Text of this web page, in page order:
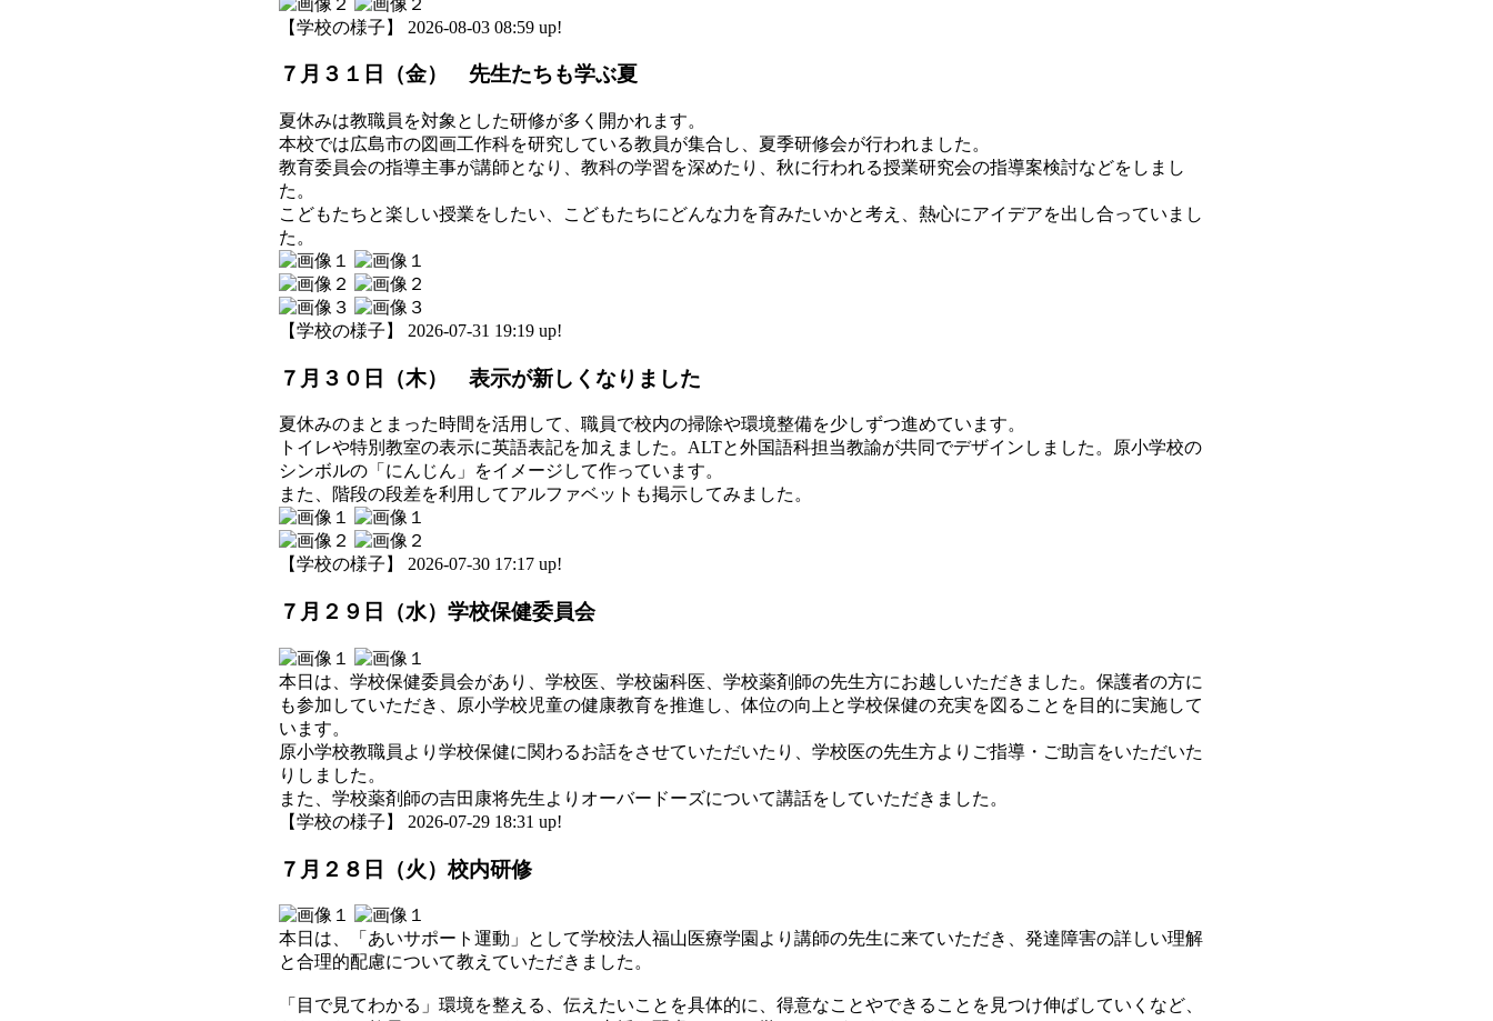
【学校の様子】 2026-08-03 08:59 up!
７月３１日（金） 先生たちも学ぶ夏
夏休みは教職員を対象とした研修が多く開かれます。
本校では広島市の図画工作科を研究している教員が集合し、夏季研修会が行われました。
教育委員会の指導主事が講師となり、教科の学習を深めたり、秋に行われる授業研究会の指導案検討などをしまし
た。
こどもたちと楽しい授業をしたい、こどもたちにどんな力を育みたいかと考え、熱心にアイデアを出し合っていまし
た。
【学校の様子】 2026-07-31 19:19 up!
７月３０日（木） 表示が新しくなりました
夏休みのまとまった時間を活用して、職員で校内の掃除や環境整備を少しずつ進めています。
トイレや特別教室の表示に英語表記を加えました。ALTと外国語科担当教諭が共同でデザインしました。原小学校の
シンボルの「にんじん」をイメージして作っています。
また、階段の段差を利用してアルファベットも掲示してみました。
【学校の様子】 2026-07-30 17:17 up!
７月２９日（水）学校保健委員会
本日は、学校保健委員会があり、学校医、学校歯科医、学校薬剤師の先生方にお越しいただきました。保護者の方に
も参加していただき、原小学校児童の健康教育を推進し、体位の向上と学校保健の充実を図ることを目的に実施して
います。
原小学校教職員より学校保健に関わるお話をさせていただいたり、学校医の先生方よりご指導・ご助言をいただいた
りしました。
また、学校薬剤師の吉田康将先生よりオーバードーズについて講話をしていただきました。
【学校の様子】 2026-07-29 18:31 up!
７月２８日（火）校内研修
本日は、「あいサポート運動」として学校法人福山医療学園より講師の先生に来ていただき、発達障害の詳しい理解
と合理的配慮について教えていただきました。
「目で見てわかる」環境を整える、伝えたいことを具体的に、得意なことやできることを見つけ伸ばしていくなど、